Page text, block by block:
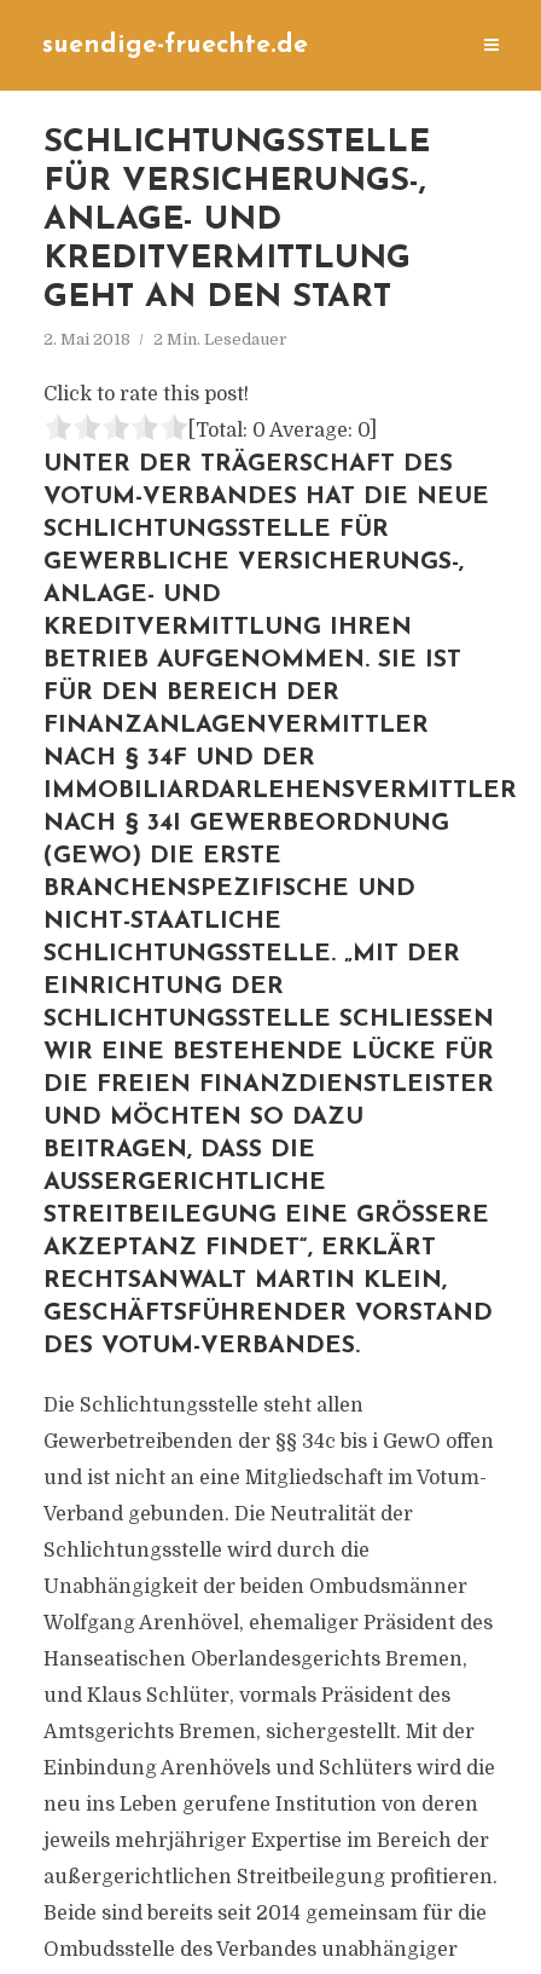
suendige-fruechte.de
SCHLICHTUNGSSTELLE
FÜR VERSICHERUNGS-,
ANLAGE- UND
KREDITVERMITTLUNG
GEHT AN DEN START
2. Mai 2018 2 Min. Lesedauer
Click to rate this post!
[Total: 0 Average: 0]
UNTER DER TRÄGERSCHAFT DES
VOTUM-VERBANDES HAT DIE NEUE
SCHLICHTUNGSSTELLE FÜR
GEWERBLICHE VERSICHERUNGS-,
ANLAGE- UND
KREDITVERMITTLUNG IHREN
BETRIEB AUFGENOMMEN. SIE IST
FÜR DEN BEREICH DER
FINANZANLAGENVERMITTLER
NACH § 34F UND DER
IMMOBILIARDARLEHENSVERMITTLER
NACH § 34I GEWERBEORDNUNG
(GEWO) DIE ERSTE
BRANCHENSPEZIFISCHE UND
NICHT-STAATLICHE
SCHLICHTUNGSSTELLE. „MIT DER
EINRICHTUNG DER
SCHLICHTUNGSSTELLE SCHLIESSEN W
IR EINE BESTEHENDE LÜCKE FÜR D
IE FREIEN FINANZDIENSTLEISTER U
ND MÖCHTEN SO DAZU B
EITRAGEN, DASS DIE A
USSERGERICHTLICHE ST
REITBEILEGUNG EINE GRÖSSERE AKZ
EPTANZ FINDET“, ERKLÄRT REC
HTSANWALT MARTIN KLEIN, GES
CHÄFTSFÜHRENDER VORSTAND DES
VOTUM-VERBANDES.
Die Schlichtungsstelle steht allen
Gewerbetreibenden der §§ 34c bis i GewO offen
und ist nicht an eine Mitgliedschaft im Votum-
Verband gebunden. Die Neutralität der
Schlichtungsstelle wird durch die
Unabhängigkeit der beiden Ombudsmänner
Wolfgang Arenhövel, ehemaliger Präsident des
Hanseatischen Oberlandesgerichts Bremen,
und Klaus Schlüter, vormals Präsident des
Amtsgerichts Bremen, sichergestellt. Mit der
Einbindung Arenhövels und Schlüters wird die
neu ins Leben gerufene Institution von deren
jeweils mehrjähriger Expertise im Bereich der
außergerichtlichen Streitbeilegung profitieren.
Beide sind bereits seit 2014 gemeinsam für die
Ombudsstelle des Verbandes unabhängiger